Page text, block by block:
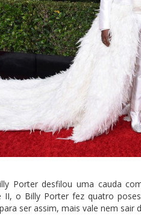
Porter desfilou uma cauda
II, o Billy Porter fez quatro
ser assim, mais vale nem sair